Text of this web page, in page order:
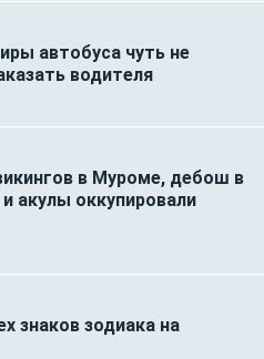
автобуса чуть не
водителя
в Муроме, дебош в
акулы оккупировали
знаков зодиака на